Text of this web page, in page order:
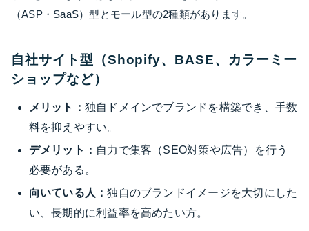
（ASP・SaaS）型とモール型の2種類があります。
自社サイト型（Shopify、BASE、カラーミー
ショップなど）
メリット： 独自ドメインでブランドを構築でき、手数
料を抑えやすい。
デメリット： 自力で集客（SEO対策や広告）を行う
必要がある。
向いている人：独自のブランドイメージを大切にした
い、長期的に利益率を高めたい方。